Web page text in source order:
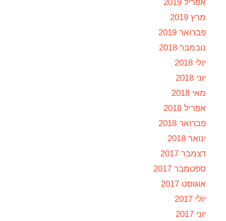
אפריל 2019
מרץ 2019
פברואר 2019
נובמבר 2018
יולי 2018
יוני 2018
מאי 2018
אפריל 2018
פברואר 2018
ינואר 2018
דצמבר 2017
ספטמבר 2017
אוגוסט 2017
יולי 2017
יוני 2017